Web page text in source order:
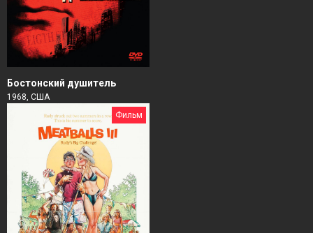
Бостонский душитель
1968, США
Фильм